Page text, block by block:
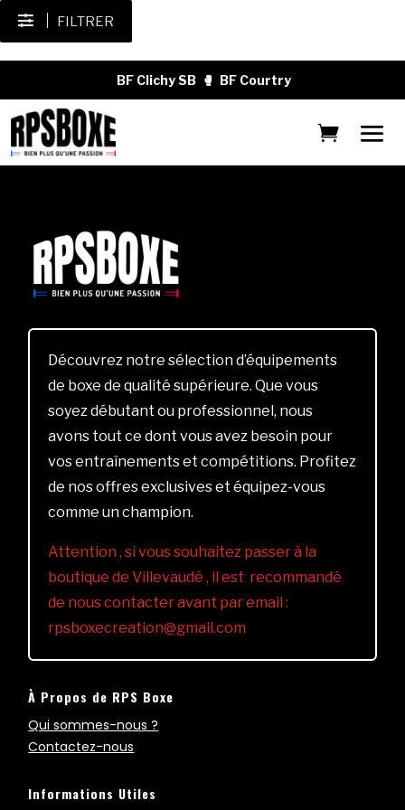
FILTRER
BF Clichy SB 🥊 BF Courtry
Découvrez notre sélection d’équipements
de boxe de qualité supérieure. Que vous
soyez débutant ou professionnel, nous
avons tout ce dont vous avez besoin pour
vos entraînements et compétitions. Profitez
de nos offres exclusives et équipez-vous
comme un champion.
Attention , si vous souhaitez passer à la
boutique de Villevaudé , il est recommandé
de nous contacter avant par email :
rpsboxecreation@gmail.com
À Propos de RPS Boxe
Qui sommes-nous ?
Contactez-nous
Informations Utiles